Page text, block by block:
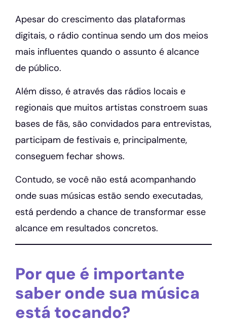
Apesar do crescimento das plataformas
digitais, o rádio continua sendo um dos meios
mais influentes quando o assunto é alcance
de público.
Além disso, é através das rádios locais e
regionais que muitos artistas constroem suas
bases de fãs, são convidados para entrevistas,
participam de festivais e, principalmente,
conseguem fechar shows.
Contudo, se você não está acompanhando
onde suas músicas estão sendo executadas,
está perdendo a chance de transformar esse
alcance em resultados concretos.
Por que é importante
saber onde sua música
está tocando?